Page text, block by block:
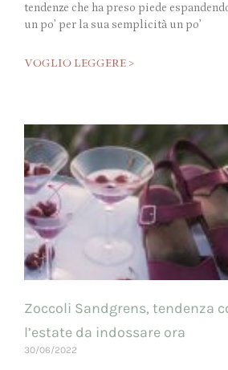
tendenze che ha preso piede
un po’ per la sua semplicità un po’
VOGLIO LEGGERE >
Zoccoli Sandgrens, tendenza
l’estate da indossare ora
30/06/2022